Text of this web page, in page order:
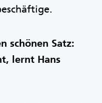
schönen Satz:
lernt Hans